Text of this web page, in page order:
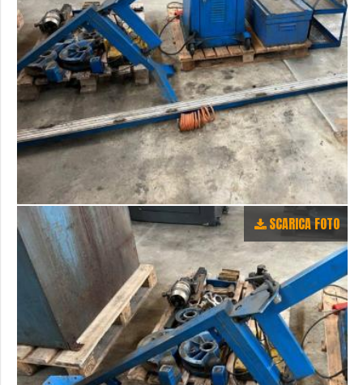
SCARICA FOTO